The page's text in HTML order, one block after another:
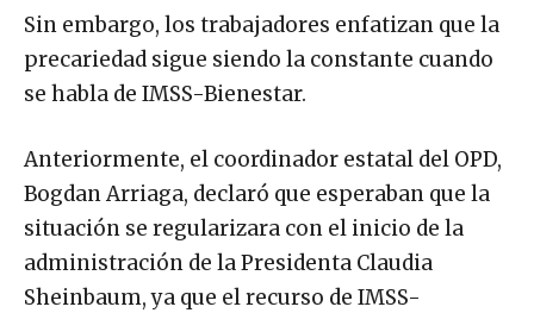
Sin embargo, los trabajadores enfatizan que la
precariedad sigue siendo la constante cuando
se habla de IMSS-Bienestar.
Anteriormente, el coordinador estatal del OPD,
Bogdan Arriaga, declaró que esperaban que la
situación se regularizara con el inicio de la
administración de la Presidenta Claudia
Sheinbaum, ya que el recurso de IMSS-